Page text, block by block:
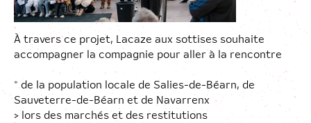
À travers ce projet, Lacaze aux sottises souhaite
accompagner la compagnie pour aller à la rencontre
* de la population locale de Salies-de-Béarn, de
Sauveterre-de-Béarn et de Navarrenx
> lors des marchés et des restitutions